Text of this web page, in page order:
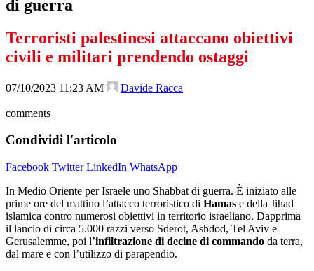
di guerra
Terroristi palestinesi attaccano obiettivi
civili e militari prendendo ostaggi
07/10/2023 11:23 AM Davide Racca
comments
Condividi l'articolo
Facebook Twitter LinkedIn WhatsApp
In Medio Oriente per Israele uno Shabbat di guerra. È iniziato alle
prime ore del mattino l’attacco terroristico di Hamas e della Jihad
islamica contro numerosi obiettivi in territorio israeliano. Dapprima
il lancio di circa 5.000 razzi verso Sderot, Ashdod, Tel Aviv e
Gerusalemme, poi l’infiltrazione di decine di commando da terra,
dal mare e con l’utilizzo di parapendio.